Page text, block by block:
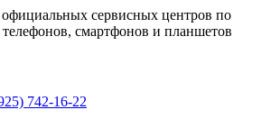
сервисных центров по
смартфонов и планшетов
742-16-22